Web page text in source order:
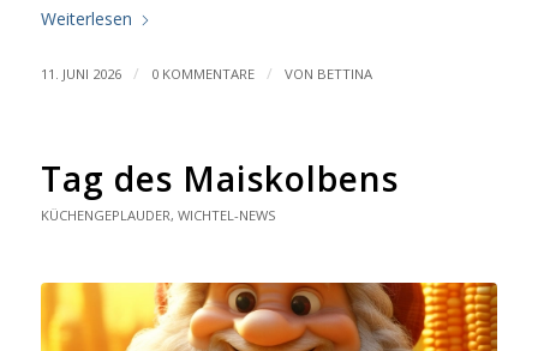
Weiterlesen
11. JUNI 2026 / 0 KOMMENTARE / VON BETTINA
Tag des Maiskolbens
KÜCHENGEPLAUDER, WICHTEL-NEWS